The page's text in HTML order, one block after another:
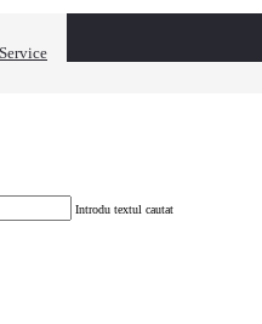
Introdu textul cautat